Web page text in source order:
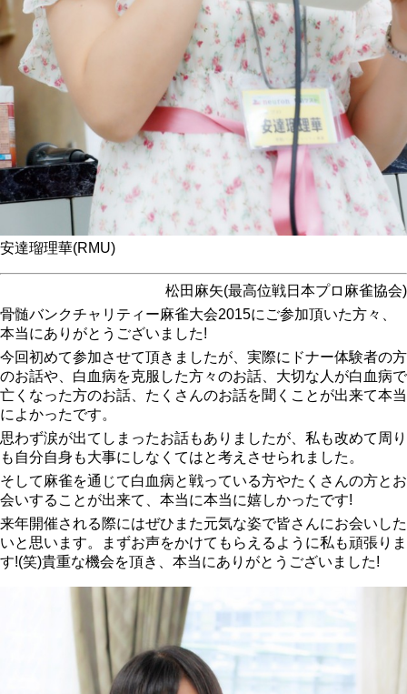
安達瑠理華(RMU)
松田麻矢(最高位戦日本プロ麻雀協会)
骨髄バンクチャリティー麻雀大会2015にご参加頂いた方々、
本当にありがとうございました!
今回初めて参加させて頂きましたが、実際にドナー体験者の方
のお話や、白血病を克服した方々のお話、大切な人が白血病で
亡くなった方のお話、たくさんのお話を聞くことが出来て本当
によかったです。
思わず涙が出てしまったお話もありましたが、私も改めて周り
も自分自身も大事にしなくてはと考えさせられました。
そして麻雀を通じて白血病と戦っている方やたくさんの方とお
会いすることが出来て、本当に本当に嬉しかったです!
来年開催される際にはぜひまた元気な姿で皆さんにお会いした
いと思います。まずお声をかけてもらえるように私も頑張りま
す!(笑)貴重な機会を頂き、本当にありがとうございました!